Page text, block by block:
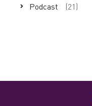
Podcast
(21)